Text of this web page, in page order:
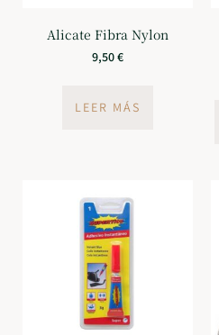
Alicate Fibra Nylon
9,50€
LEER MÁS